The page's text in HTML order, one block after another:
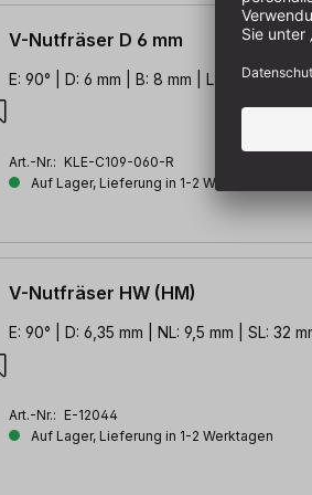
V-Nutfräser D 6 mm
E: 90° | D: 6 mm | B: 8 mm | L: 45 mm
Art.-Nr.: KLE-C109-060-R
Auf Lager, Lieferung in 1-2 Werktagen
V-Nutfräser HW (HM)
E: 90° | D: 6,35 mm | NL: 9,5 mm | SL: 32
Art.-Nr.: E-12044
Auf Lager, Lieferung in 1-2 Werktagen